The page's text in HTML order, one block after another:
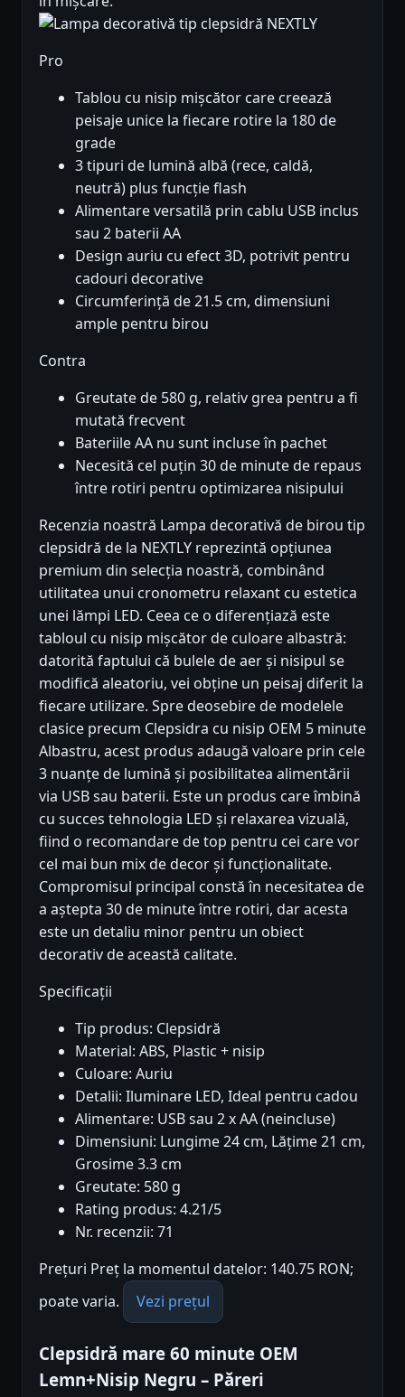
Pro
Tablou cu nisip mișcător care creează
peisaje unice la fiecare rotire la 180 de
grade
3 tipuri de lumină albă (rece, caldă,
neutră) plus funcție flash
Alimentare versatilă prin cablu USB inclus
sau 2 baterii AA
Design auriu cu efect 3D, potrivit pentru
cadouri decorative
Circumferință de 21.5 cm, dimensiuni
ample pentru birou
Contra
Greutate de 580 g, relativ grea pentru a fi
mutată frecvent
Bateriile AA nu sunt incluse în pachet
Necesită cel puțin 30 de minute de repaus
între rotiri pentru optimizarea nisipului
Recenzia noastră Lampa decorativă de birou tip
clepsidră de la NEXTLY reprezintă opțiunea
premium din selecția noastră, combinând
utilitatea unui cronometru relaxant cu estetica
unei lămpi LED. Ceea ce o diferențiază este
tabloul cu nisip mișcător de culoare albastră:
datorită faptului că bulele de aer și nisipul se
modifică aleatoriu, vei obține un peisaj diferit la
fiecare utilizare. Spre deosebire de modelele
clasice precum Clepsidra cu nisip OEM 5 minute
Albastru, acest produs adaugă valoare prin cele
3 nuanțe de lumină și posibilitatea alimentării
via USB sau baterii. Este un produs care îmbină
cu succes tehnologia LED și relaxarea vizuală,
fiind o recomandare de top pentru cei care vor
cel mai bun mix de decor și funcționalitate.
Compromisul principal constă în necesitatea de
a aștepta 30 de minute între rotiri, dar acesta
este un detaliu minor pentru un obiect
decorativ de această calitate.
Specificații
Tip produs: Clepsidră
Material: ABS, Plastic + nisip
Culoare: Auriu
Detalii: Iluminare LED, Ideal pentru cadou
Alimentare: USB sau 2 x AA (neincluse)
Dimensiuni: Lungime 24 cm, Lățime 21 cm,
Grosime 3.3 cm
Greutate: 580 g
Rating produs: 4.21/5
Nr. recenzii: 71
Prețuri Preț la momentul datelor: 140.75 RON;
poate varia.
Vezi prețul
Clepsidră mare 60 minute OEM
Lemn+Nisip Negru – Păreri